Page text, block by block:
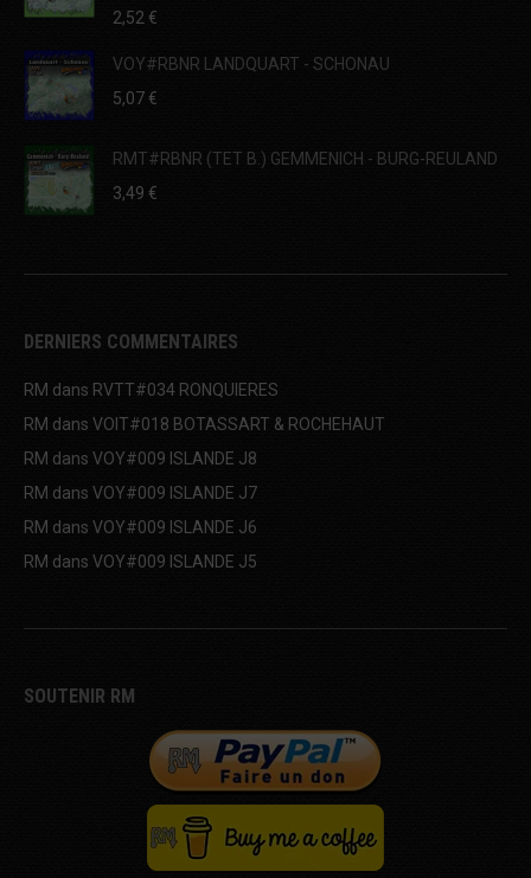
Note
3.00
2,52 €
VOY#RBNR LANDQUART - SCHONAU
5,07€
RMT#RBNR (TET B.) GEMMENICH - BURG-REULAND
3,49 €
DERNIERS COMMENTAIRES
RM dans RVTT#034 RONQUIERES
RM dans VOIT#018 BOTASSART & ROCHEHAUT
RM dans VOY#009 ISLANDE J8
RM dans VOY#009 ISLANDE J7
RM dans VOY#009 ISLANDE J6
RM dans VOY#009 ISLANDE J5
SOUTENIR RM